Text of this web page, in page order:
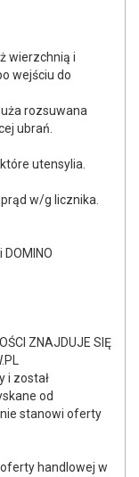
wierzchnią i
wejściu do
rozsuwana
ubrań.
utensylia.
w/g licznika.
ZNAJDUJE SIĘ
i został
od
nie stanowi oferty
handlowej w